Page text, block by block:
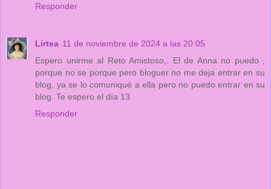
Responder
Lirtea 11 de noviembre de 2024 a las 20:05
Espero unirme al Reto Amistoso,. El de Anna no puedo ,
porque no se porque pero bloguer no me deja entrar en su
blog, ya se lo comuniqué a ella pero no puedo entrar en su
blog. Te espero el día 13
Responder